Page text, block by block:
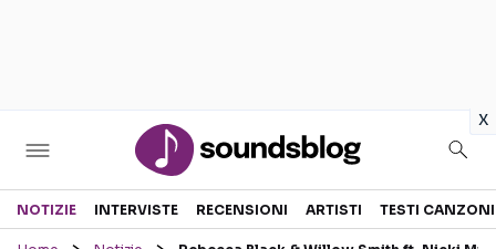
x
Sezioni
NOTIZIE INTERVISTE RECENSIONI ARTISTI TESTI CANZONI